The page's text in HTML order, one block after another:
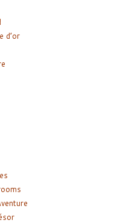
d’or